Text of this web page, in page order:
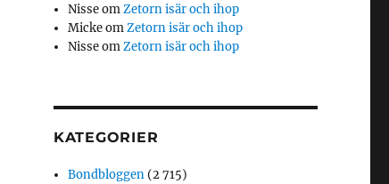
NisseomZetorn isär och ihop
MickeomZetorn isär och ihop
NisseomZetorn isär och ihop
KATEGORIER
Bondbloggen (2 715)